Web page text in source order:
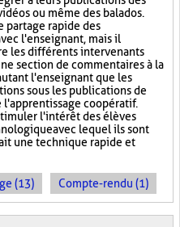
ou même des balados.
partage rapide des
l'enseignant, mais il
les différents intervenants
section de commentaires à la
l'enseignant que les
sous les publications de
l'apprentissage coopératif.
l'intérêt des élèves
avec lequel ils sont
une technique rapide et
(13) Compte-rendu (1)